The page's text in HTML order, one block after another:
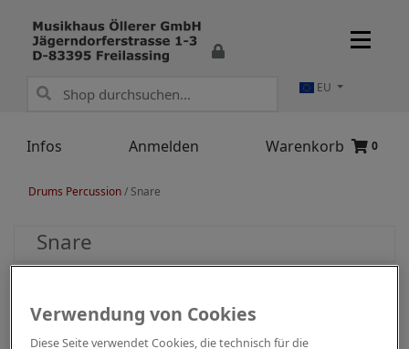
Infos Anmelden Warenkorb 0
EU
Drums Percussion/ Snare
Snare
Verwendung von Cookies
Diese Seite verwendet Cookies, die technisch für die